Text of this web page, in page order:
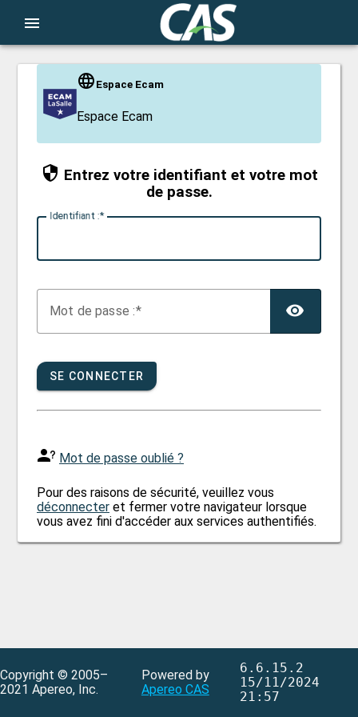
menu
CAS
Espace Ecam
Espace Ecam
Entrez votre identifiant et votre mot
de passe.
Identifiant :
Mot de passe :
SE CONNECTER
Mot de passe oublié ?
Pour des raisons de sécurité, veuillez vous
déconnecter et fermer votre navigateur lorsque
vous avez fini d'accéder aux services authentifiés.
Copyright © 2005–
2021 Apereo, Inc.
Powered by
Apereo CAS
6.6.15.2
15/11/2024
21:57